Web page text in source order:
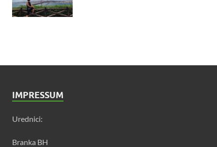
IMPRESSUM
Urednici:
Branka BH